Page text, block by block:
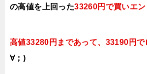
の高値を上回った33260円で買いエン
高値33280円まであって、33190円で
∀；)